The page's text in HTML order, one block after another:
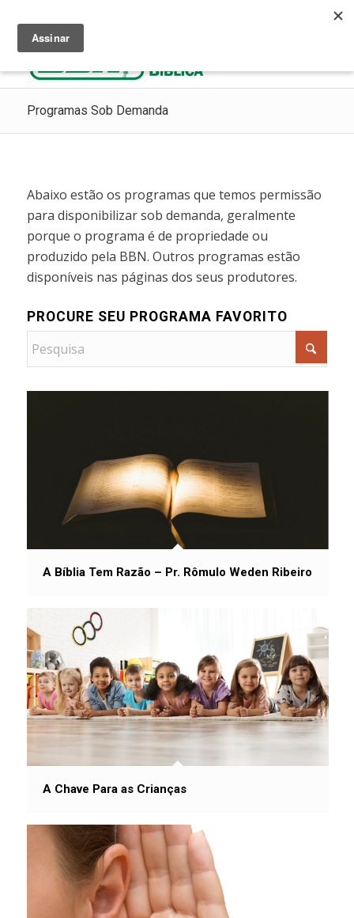
Programas Sob Demanda
Abaixo estão os programas que temos permissão
para disponibilizar sob demanda, geralmente
porque o programa é de propriedade ou
produzido pela BBN. Outros programas estão
disponíveis nas páginas dos seus produtores.
PROCURE SEU PROGRAMA FAVORITO
A Bíblia Tem Razão – Pr. Rômulo Weden Ribeiro
A Chave Para as Crianças